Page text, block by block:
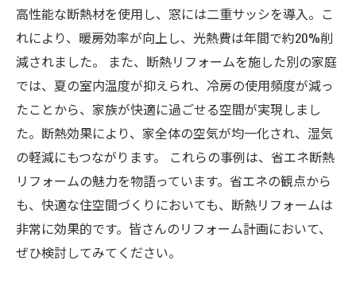
高性能な断熱材を使用し、窓には二重サッシを導入。こ
れにより、暖房効率が向上し、光熱費は年間で約20%削
減されました。 また、断熱リフォームを施した別の家庭
では、夏の室内温度が抑えられ、冷房の使用頻度が減っ
たことから、家族が快適に過ごせる空間が実現しまし
た。断熱効果により、家全体の空気が均一化され、湿気
の軽減にもつながります。 これらの事例は、省エネ断熱
リフォームの魅力を物語っています。省エネの観点から
も、快適な住空間づくりにおいても、断熱リフォームは
非常に効果的です。皆さんのリフォーム計画において、
ぜひ検討してみてください。